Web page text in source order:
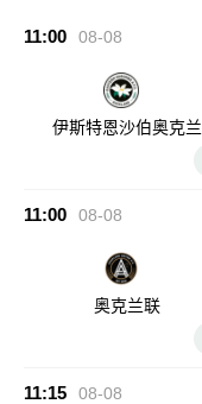
11:00 08-08
伊斯特恩沙伯奥克兰
11:00 08-08
奥克兰联
11:15 08-08